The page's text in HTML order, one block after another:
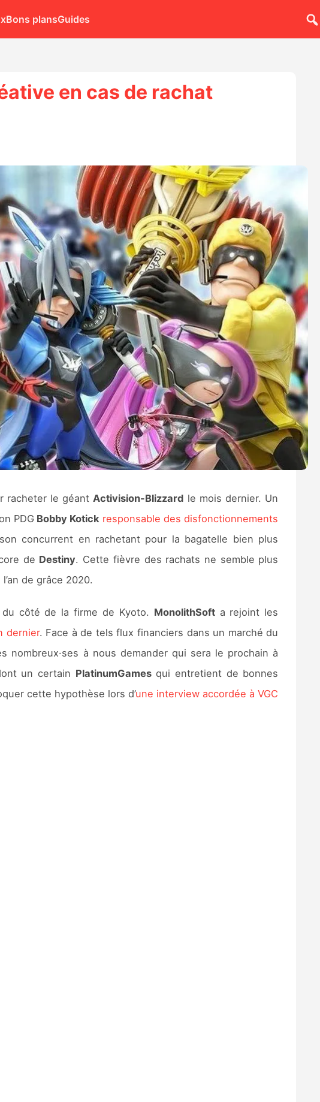
Bons plansGuides
en cas de rachat
racheter le géantActivision-Blizzard le mois dernier. Un
PDGBobby Kotick responsable des disfonctionnements
concurrent en rachetant pour la bagatelle bien plus
de Destiny. Cette fièvre des rachats ne semble plus
l’an de grâce 2020.
côté de la firme de Kyoto. MonolithSofta rejoint les
dernier. Face à de tels flux financiers dans un marché du
à nous demander qui sera le prochain à
un certain PlatinumGamesqui entretient de bonnes
cette hypothèse lors d’une interview accordée à VGC